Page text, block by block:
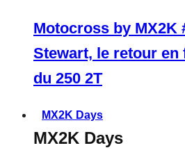
Motocross by MX2K
Stewart, le retour
du 250 2T
MX2K Days
MX2K Days